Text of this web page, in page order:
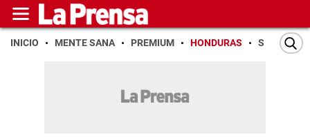
INICIO MENTE SANA PREMIUM HONDURAS SAN PEDRO